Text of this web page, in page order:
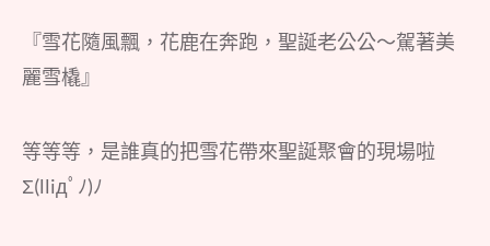
『雪花隨風飄，花鹿在奔跑，聖誕老公公～駕著美
麗雪橇』
等等等，是誰真的把雪花帶來聖誕聚會的現場啦
Σ(lliдﾟﾉ)ﾉ